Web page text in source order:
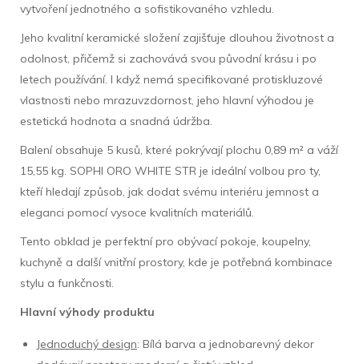
vytvoření jednotného a sofistikovaného vzhledu.
Jeho kvalitní keramické složení zajišťuje dlouhou životnost a
odolnost, přičemž si zachovává svou původní krásu i po
letech používání. I když nemá specifikované protiskluzové
vlastnosti nebo mrazuvzdornost, jeho hlavní výhodou je
estetická hodnota a snadná údržba.
Balení obsahuje 5 kusů, které pokrývají plochu 0,89 m² a váží
15,55 kg. SOPHI ORO WHITE STR je ideální volbou pro ty,
kteří hledají způsob, jak dodat svému interiéru jemnost a
eleganci pomocí vysoce kvalitních materiálů.
Tento obklad je perfektní pro obývací pokoje, koupelny,
kuchyně a další vnitřní prostory, kde je potřebná kombinace
stylu a funkčnosti.
Hlavní výhody produktu
Jednoduchý design: Bílá barva a jednobarevný dekor